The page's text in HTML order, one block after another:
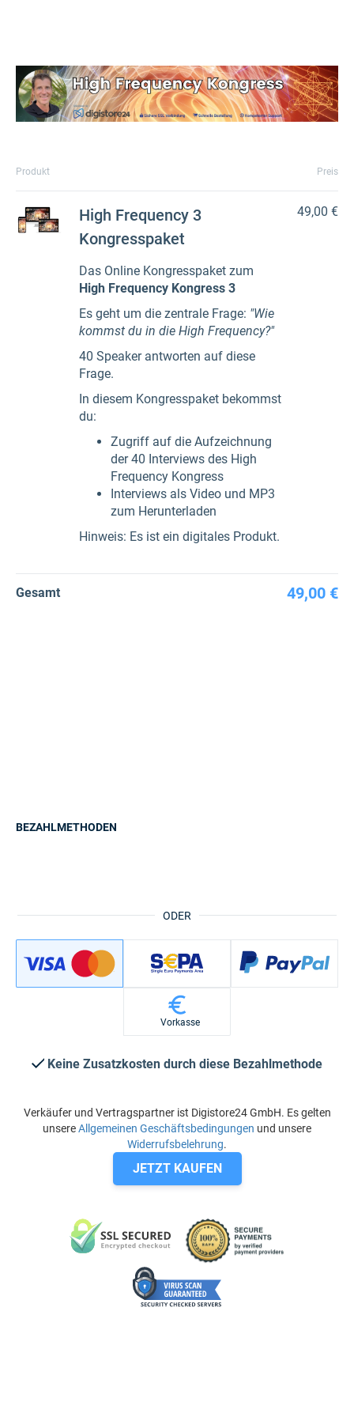
Produkt Preis
High Frequency 3
Kongresspaket
Das Online Kongresspaket zum
High Frequency Kongress 3
Es geht um die zentrale Frage: "Wie
kommst du in die High Frequency?"
40 Speaker antworten auf diese
Frage.
In diesem Kongresspaket bekommst
du:
Zugriff auf die Aufzeichnung
der 40 Interviews des High
Frequency Kongress
Interviews als Video und MP3
zum Herunterladen
Hinweis: Es ist ein digitales Produkt.
49,00 €
Gesamt 49,00 €
ODER
BEZAHLMETHODEN
Vorkasse
Keine Zusatzkosten durch diese Bezahlmethode
Verkäufer und Vertragspartner ist Digistore24 GmbH. Es gelten
unsereAllgemeinen Geschäftsbedingungen und unsere
Widerrufsbelehrung.
JETZT KAUFEN